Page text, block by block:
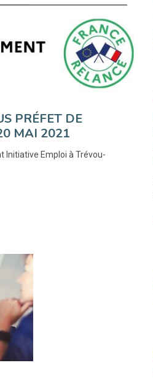
PRÉFET DE
MAI 2021
Initiative Emploi à Trévou-